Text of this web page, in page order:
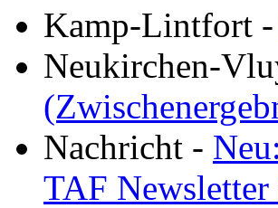
Kamp-Lintfort -
Neukirchen-
Nachricht -
TAF